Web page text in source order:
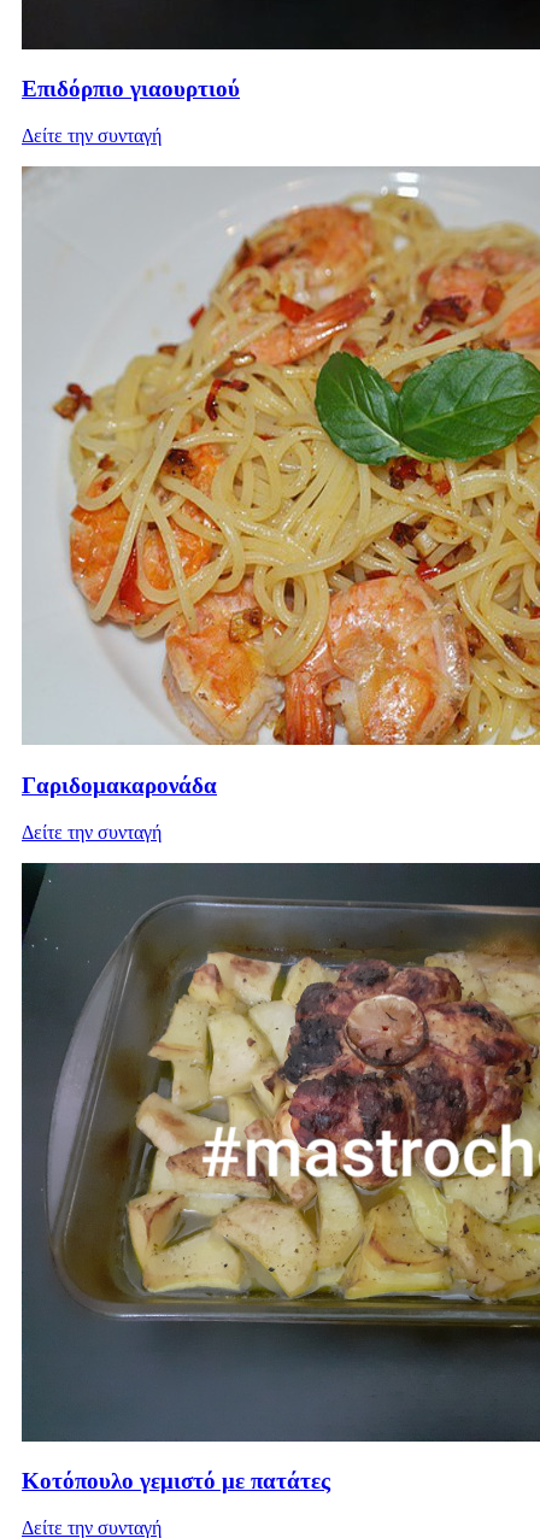
Επιδόρπιο γιαουρτιού
Δείτε την συνταγή
Γαριδομακαρονάδα
Δείτε την συνταγή
Κοτόπουλο γεμιστό με πατάτες
Δείτε την συνταγή